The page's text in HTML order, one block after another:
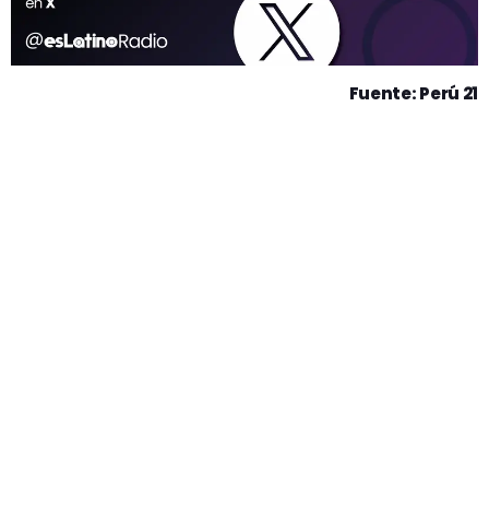
Fuente: Perú 21